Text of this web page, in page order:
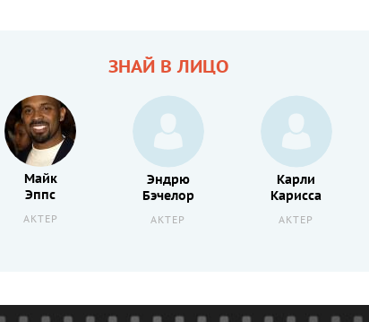
ЗНАЙ В ЛИЦО
Майк
Эппс
АКТЕР
Эндрю
Бэчелор
АКТЕР
Карли
Карисса
АКТЕР